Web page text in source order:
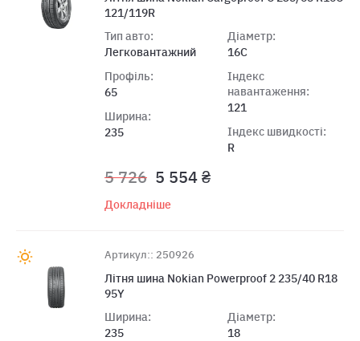
121/119R
Тип авто:
Легковантажний
Профіль:
65
Ширина:
235
Діаметр:
16C
Індекс
навантаження:
121
Індекс швидкості:
R
5 726 5 554 ₴
Докладніше
Артикул:: 250926
Літня шина Nokian Powerproof 2 235/40 R18
95Y
Ширина:
235
Діаметр:
18